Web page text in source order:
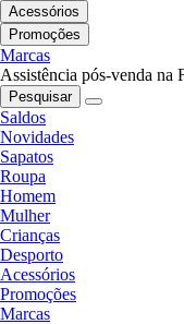
Acessórios
Promoções
Marcas
Assistência pós-venda na
Pesquisar
Saldos
Novidades
Sapatos
Roupa
Homem
Mulher
Crianças
Desporto
Acessórios
Promoções
Marcas